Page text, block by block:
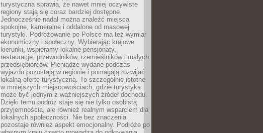
turystyczna sprawia, że nawet mniej oczywiste
regiony stają się coraz bardziej dostępne.
Jednocześnie nadal można znaleźć miejsca
spokojne, kameralne i oddalone od masowej
turystyki. Podróżowanie po Polsce ma też wymiar
ekonomiczny i społeczny. Wybierając krajowe
kierunki, wspieramy lokalne pensjonaty,
restauracje, przewodników, rzemieślników i małych
przedsiębiorców. Pieniądze wydane podczas
wyjazdu pozostają w regionie i pomagają rozwijać
lokalną ofertę turystyczną. To szczególnie istotne
w mniejszych miejscowościach, gdzie turystyka
może być jednym z ważniejszych źródeł dochodu.
Dzięki temu podróż staje się nie tylko osobistą
przyjemnością, ale również realnym wsparciem dla
lokalnych społeczności. Nie bez znaczenia
pozostaje również aspekt emocjonalny. Podróże po